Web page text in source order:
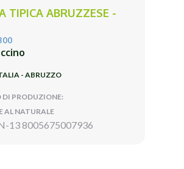
TIPICA ABRUZZESE -
- ABRUZZO
DI PRODUZIONE:
AL NATURALE
13 8005675007936